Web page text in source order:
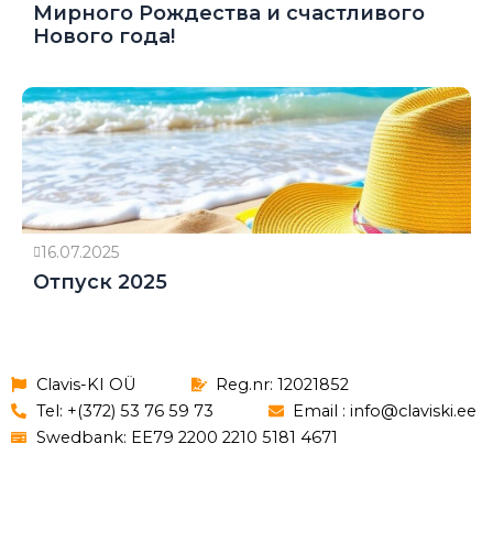
Мирного Рождества и счастливого
Нового года!
16.07.2025
Отпуск 2025
Clavis-KI OÜ
Reg.nr: 12021852
Tel: +(372) 53 76 59 73
Email : info@claviski.ee
Swedbank: EE79 2200 2210 5181 4671